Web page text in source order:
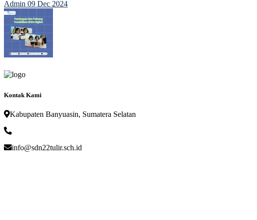
Admin 09 Dec 2024
Kontak Kami
Kabupaten Banyuasin, Sumatera Selatan
info@sdn22tulir.sch.id